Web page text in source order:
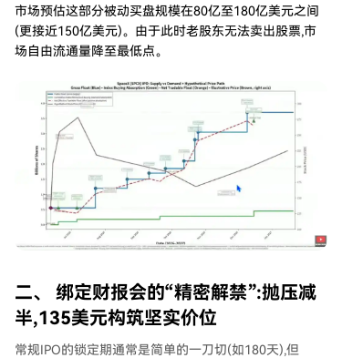
市场预估这部分被动买盘规模在80亿至180亿美元之间
(更接近150亿美元)。由于此时老股东无法卖出股票,市
场自由流通量降至最低点。
二、 绑定财报会的“精密解禁”:抛压减
半,135美元构筑坚实价位
常规IPO的锁定期通常是简单的一刀切(如180天),但